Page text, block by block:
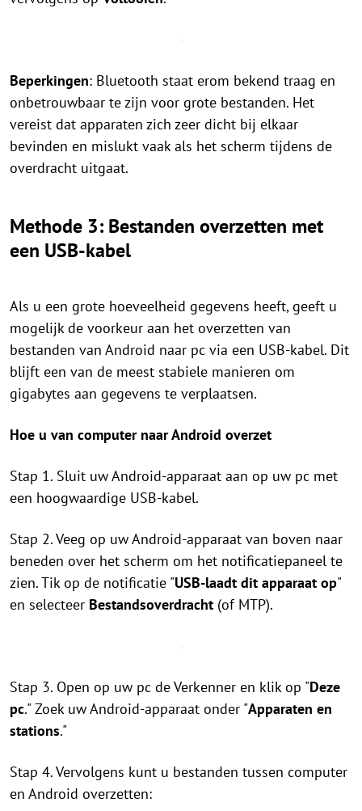
Beperkingen: Bluetooth staat erom bekend traag en
onbetrouwbaar te zijn voor grote bestanden. Het
vereist dat apparaten zich zeer dicht bij elkaar
bevinden en mislukt vaak als het scherm tijdens de
overdracht uitgaat.
Methode 3: Bestanden overzetten met
een USB-kabel
Als u een grote hoeveelheid gegevens heeft, geeft u
mogelijk de voorkeur aan het overzetten van
bestanden van Android naar pc via een USB-kabel. Dit
blijft een van de meest stabiele manieren om
gigabytes aan gegevens te verplaatsen.
Hoe u van computer naar Android overzet
Stap 1. Sluit uw Android-apparaat aan op uw pc met
een hoogwaardige USB-kabel.
Stap 2. Veeg op uw Android-apparaat van boven naar
beneden over het scherm om het notificatiepaneel te
zien. Tik op de notificatie "USB-laadt dit apparaat op"
en selecteer Bestandsoverdracht (of MTP).
Stap 3. Open op uw pc de Verkenner en klik op "Deze
pc." Zoek uw Android-apparaat onder "Apparaten en
stations."
Stap 4. Vervolgens kunt u bestanden tussen computer
en Android overzetten: